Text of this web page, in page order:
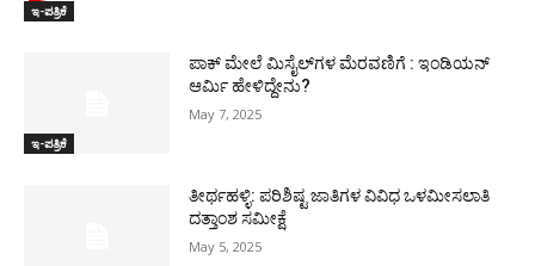
ಇ-ಪತ್ರಿಕೆ
ಇ-ಪತ್ರಿಕೆ
ಪಾಕ್​ ಮೇಲೆ ಮಿಸೈಲ್​ಗಳ ಮೆರವಣಿಗೆ : ಇಂಡಿಯನ್
ಆರ್ಮಿ ಹೇಳಿದ್ದೇನು?
May 7, 2025
ತೀರ್ಥಹಳ್ಳಿ: ಪರಿಶಿಷ್ಟ ಜಾತಿಗಳ ವಿವಿಧ ಒಳಮೀಸಲಾತಿ
ದತ್ತಾಂಶ ಸಮೀಕ್ಷೆ
May 5, 2025